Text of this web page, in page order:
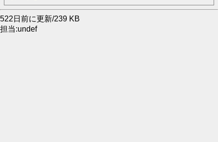
522日前に更新/239 KB
担当:undef